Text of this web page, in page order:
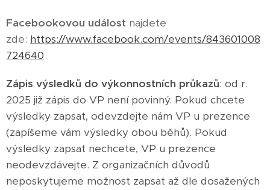
Facebookovou událost najdete
zde: https://www.facebook.com/events/843601008
724640
Zápis výsledků do výkonnostních průkazů: od r.
2025 již zápis do VP není povinný. Pokud chcete
výsledky zapsat, odevzdejte nám VP u prezence
(zapíšeme vám výsledky obou běhů). Pokud
výsledky zapsat nechcete, VP u prezence
neodevzdávejte. Z organizačních důvodů
neposkytujeme možnost zapsat až dle dosažených